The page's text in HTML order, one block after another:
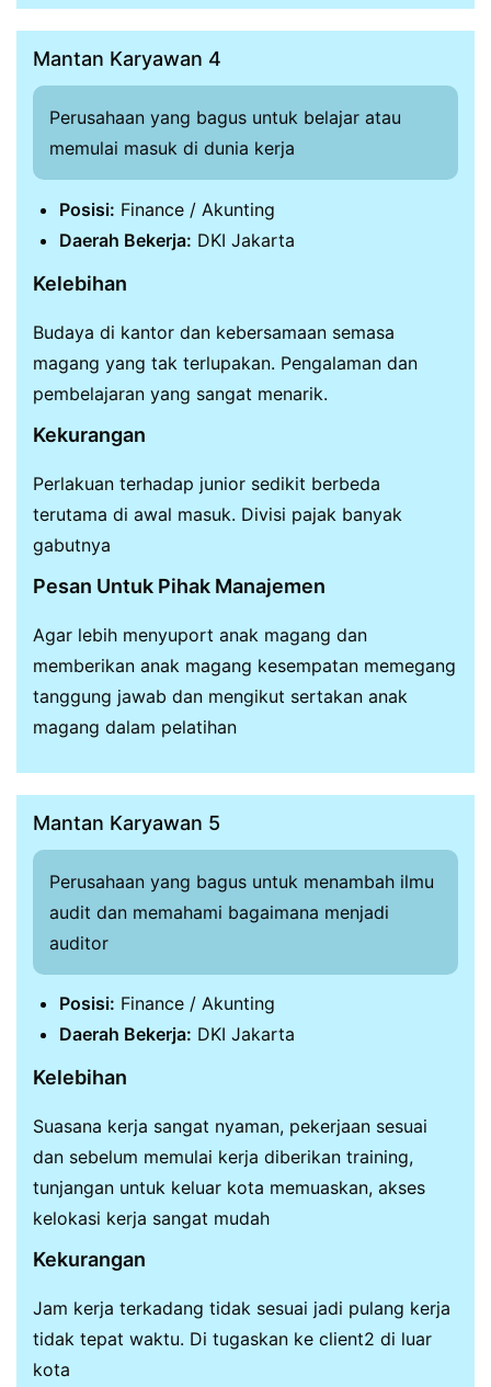
Mantan Karyawan 4
Perusahaan yang bagus untuk belajar atau
memulai masuk di dunia kerja
Posisi: Finance / Akunting
Daerah Bekerja: DKI Jakarta
Kelebihan
Budaya di kantor dan kebersamaan semasa
magang yang tak terlupakan. Pengalaman dan
pembelajaran yang sangat menarik.
Kekurangan
Perlakuan terhadap junior sedikit berbeda
terutama di awal masuk. Divisi pajak banyak
gabutnya
Pesan Untuk Pihak Manajemen
Agar lebih menyuport anak magang dan
memberikan anak magang kesempatan memegang
tanggung jawab dan mengikut sertakan anak
magang dalam pelatihan
Mantan Karyawan 5
Perusahaan yang bagus untuk menambah ilmu
audit dan memahami bagaimana menjadi
auditor
Posisi: Finance / Akunting
Daerah Bekerja: DKI Jakarta
Kelebihan
Suasana kerja sangat nyaman, pekerjaan sesuai
dan sebelum memulai kerja diberikan training,
tunjangan untuk keluar kota memuaskan, akses
kelokasi kerja sangat mudah
Kekurangan
Jam kerja terkadang tidak sesuai jadi pulang kerja
tidak tepat waktu. Di tugaskan ke client2 di luar
kota